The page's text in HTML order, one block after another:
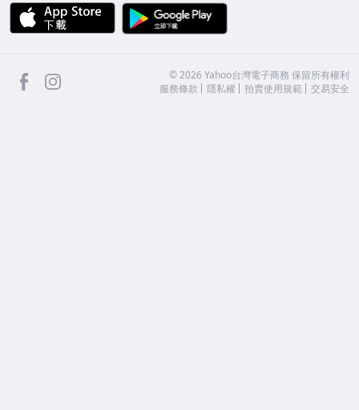
APP Store
facebook ©2026 Yahoo台灣電子商務 保留所有權利
服務條款
隱私權 拍賣使用規範 交易安全